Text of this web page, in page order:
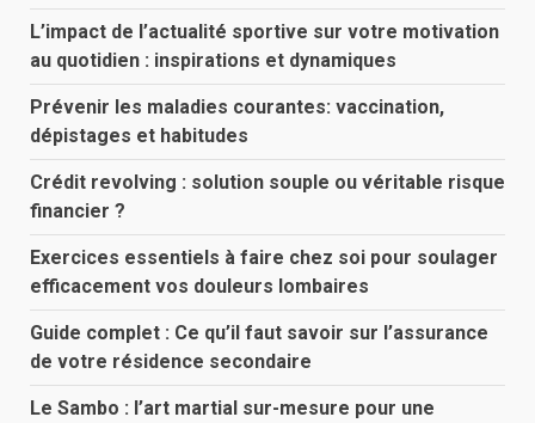
L’impact de l’actualité sportive sur votre motivation
au quotidien : inspirations et dynamiques
Prévenir les maladies courantes: vaccination,
dépistages et habitudes
Crédit revolving : solution souple ou véritable risque
financier ?
Exercices essentiels à faire chez soi pour soulager
efficacement vos douleurs lombaires
Guide complet : Ce qu’il faut savoir sur l’assurance
de votre résidence secondaire
Le Sambo : l’art martial sur-mesure pour une